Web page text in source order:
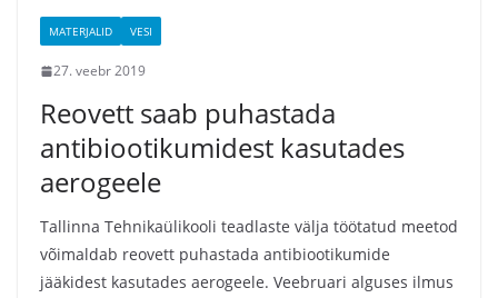
MATERJALID VESI
27. veebr 2019
Reovett saab puhastada
antibiootikumidest kasutades
aerogeele
Tallinna Tehnikaülikooli teadlaste välja töötatud meetod
võimaldab reovett puhastada antibiootikumide
jääkidest kasutades aerogeele. Veebruari alguses ilmus